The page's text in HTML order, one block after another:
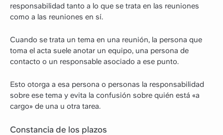
responsabilidad tanto a lo que se trata en las reuniones
como a las reuniones en sí.
Cuando se trata un tema en una reunión, la persona que
toma el acta suele anotar un equipo, una persona de
contacto o un responsable asociado a ese punto.
Esto otorga a esa persona o personas la responsabilidad
sobre ese tema y evita la confusión sobre quién está «a
cargo» de una u otra tarea.
Constancia de los plazos